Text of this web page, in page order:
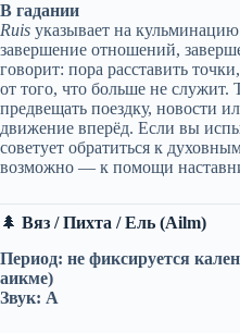
В гадании
Ruis указывает на
завершение отношений,
говорит: пора расставить
от того, что больше не служит.
предвещать поездку, новости
движение вперёд. Если вы
советует обратиться к
возможно — к помощи
🌲 Вяз / Пихта / Ель (Ailm)
Период: не фиксируется
аикме)
Звук: A